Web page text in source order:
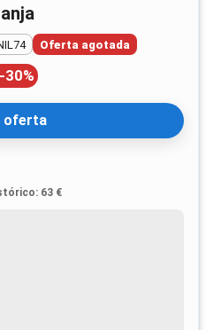
Oferta agotada
-30%
oferta
: 63 €